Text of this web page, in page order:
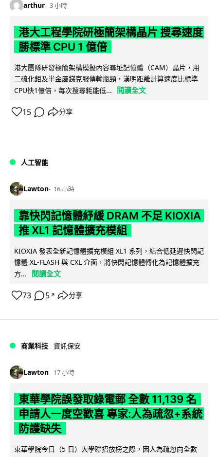
arthur 3 小時
港大工程學院研極簡架構晶片 搜尋速度
勝標準 CPU 1 億倍
港大團隊研發極簡架構模擬內容尋址記憶體（CAM）晶片，用
二硫化鉬及半金屬銻克服傳輸瓶頸，漢明距離計算速度比標準
CPU快1億倍，每次搜尋耗能低...
閱讀全文
15 分享
人工智能
Lawton 16 小時
靠快閃記憶體紓緩 DRAM 不足 KIOXIA
推 XL1 記憶體擴充模組
KIOXIA 發表全新記憶體擴充模組 XL1 系列，結合低延遲快閃記
憶體 XL-FLASH 與 CXL 介面，將快閃記憶體轉化為記憶體擴充
方...
閱讀全文
73 5 ↗ 分享
商業科技 資訊保安
Lawton 17 小時
東華學院誤發取錄電郵 全數 11,139 名
申請人一度空歡喜 專家:人為疏忽+系統
防護缺失
東華學院今日（5 日）大學聯招放榜之際，因人為疏忽向全數